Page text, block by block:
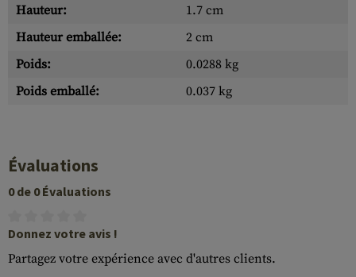
Hauteur:
1.7 cm
Hauteur emballée:
2 cm
Poids:
0.0288 kg
Poids emballé:
0.037 kg
Évaluations
0 de 0 Évaluations
Donnez votre avis !
Partagez votre expérience avec d'autres clients.